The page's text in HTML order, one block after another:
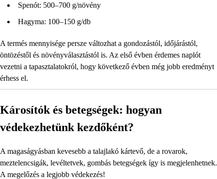
Spenót: 500–700 g/növény
Hagyma: 100–150 g/db
A termés mennyisége persze változhat a gondozástól, időjárástól,
öntözéstől és növényválasztástól is. Az első évben érdemes naplót
vezetni a tapasztalatokról, hogy következő évben még jobb eredményt
érhess el.
Károsítók és betegségek: hogyan
védekezhetünk kezdőként?
A magaságyásban kevesebb a talajlakó kártevő, de a rovarok,
meztelencsigák, levéltetvek, gombás betegségek így is megjelenhetnek.
A megelőzés a legjobb védekezés!